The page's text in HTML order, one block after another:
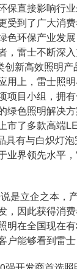
直接影响行
到了广大消
色环保产业发
，雷士不断深
创新高效照明
用上，雷士照
项目小组，拥
色照明解决
市了多款高端
具有与白炽灯
业界领先水平
是立企之本，
，因此获得消
明在全国现在有
能够看到雷